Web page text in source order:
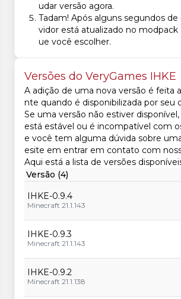
udar versão agora.
Tadam! Após alguns segundos de
vidor está atualizado no modpack
ue você escolher.
Versões do VeryGames IHKE
A adição de uma nova versão é feita
nte quando é disponibilizada por seu
Se uma versão não estiver
está estável ou é incompatível com
e você tem alguma dúvida sobre
esite em entrar em contato com
Aqui está a lista de versões
Versão (4)
IHKE-0.9.4
Minecraft 21.1.143
IHKE-0.9.3
Minecraft 21.1.143
IHKE-0.9.2
Minecraft 21.1.138